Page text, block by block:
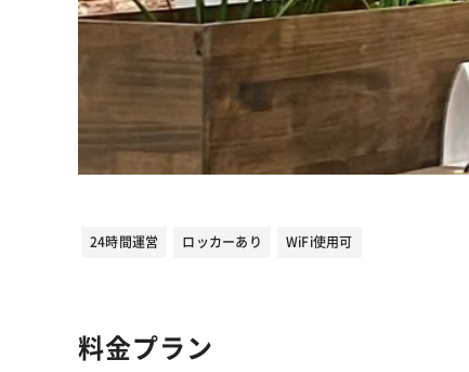
24時間運営 ロッカーあり WiFi使用可
料金プラン